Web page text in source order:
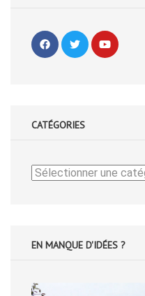
CATÉGORIES
Catégories
EN MANQUE D'IDÉES ?